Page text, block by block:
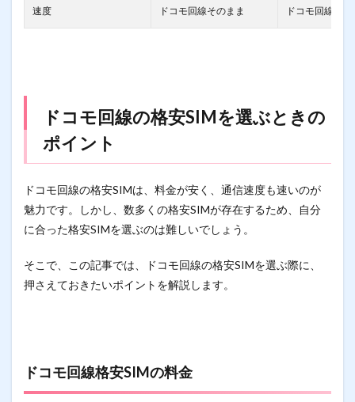
速度 ドコモ回線そのまま ドコモ回線そ
ドコモ回線の格安SIMを選ぶときの
ポイント
ドコモ回線の格安SIMは、料金が安く、通信速度も速いのが
魅力です。しかし、数多くの格安SIMが存在するため、自分
に合った格安SIMを選ぶのは難しいでしょう。
そこで、この記事では、ドコモ回線の格安SIMを選ぶ際に、
押さえておきたいポイントを解説します。
ドコモ回線格安SIMの料金